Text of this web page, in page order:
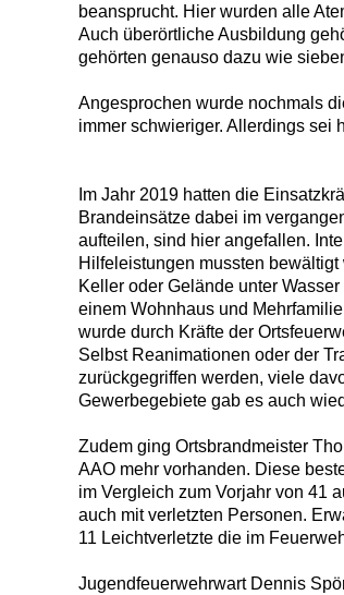
beansprucht. Hier wurden alle
Auch überörtliche Ausbildung
gehörten genauso dazu wie
Angesprochen wurde nochmals
immer schwieriger. Allerdings sei
Im Jahr 2019 hatten die
Brandeinsätze dabei im
aufteilen, sind hier angefallen.
Hilfeleistungen mussten
Keller oder Gelände unter
einem Wohnhaus und
wurde durch Kräfte der
Selbst Reanimationen oder der
zurückgegriffen werden, viele
Gewerbegebiete gab es auch
Zudem ging Ortsbrandmeister
AAO mehr vorhanden. Diese
im Vergleich zum Vorjahr von 41
auch mit verletzten Personen.
11 Leichtverletzte die im
Jugendfeuerwehrwart Dennis